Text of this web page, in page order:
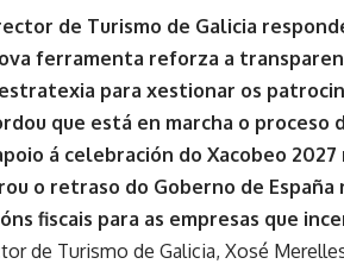
de Turismo de Galicia
ferramenta reforza a
para xestionar os
que está en marcha o
á celebración do Xacobeo
o retraso do Goberno de España
fiscais para as empresas que
de Turismo de Galicia, Xosé